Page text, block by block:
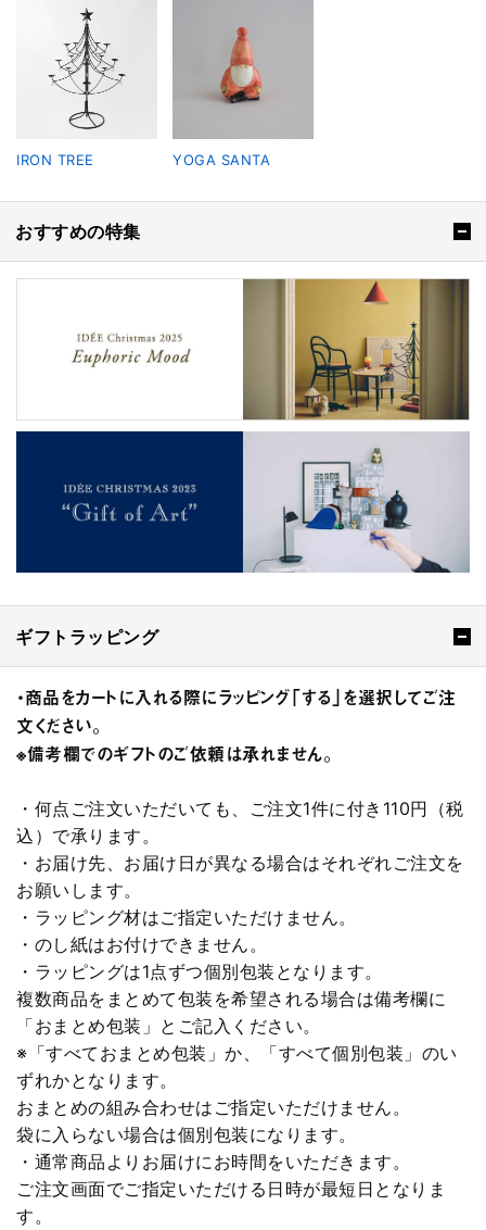
IRON TREE YOGA SANTA
おすすめの特集
ギフトラッピング
・商品をカートに入れる際にラッピング「する」を選択してご注
文ください。
※備考欄でのギフトのご依頼は承れません。
・何点ご注文いただいても、ご注文1件に付き110円（税
込）で承ります。
・お届け先、お届け日が異なる場合はそれぞれご注文を
お願いします。
・ラッピング材はご指定いただけません。
・のし紙はお付けできません。
・ラッピングは1点ずつ個別包装となります。
複数商品をまとめて包装を希望される場合は備考欄に
「おまとめ包装」とご記入ください。
※「すべておまとめ包装」か、「すべて個別包装」のい
ずれかとなります。
おまとめの組み合わせはご指定いただけません。
袋に入らない場合は個別包装になります。
・通常商品よりお届けにお時間をいただきます。
ご注文画面でご指定いただける日時が最短日となりま
す。